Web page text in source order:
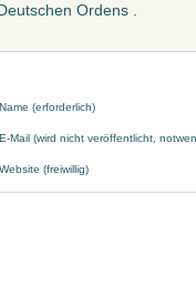
Ordens .
Name (erforderlich)
E-Mail (wird nicht veröffentlicht,
Website (freiwillig)